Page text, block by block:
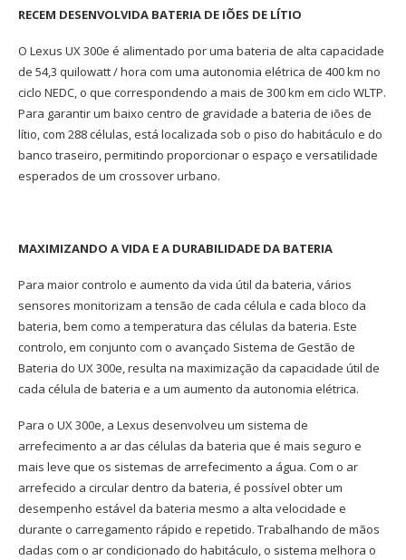
RECEM DESENVOLVIDA BATERIA DE IÕES DE LÍTIO
O Lexus UX 300e é alimentado por uma bateria de alta capacidade
de 54,3 quilowatt / hora com uma autonomia elétrica de 400 km no
ciclo NEDC, o que correspondendo a mais de 300 km em ciclo WLTP.
Para garantir um baixo centro de gravidade a bateria de iões de
lítio, com 288 células, está localizada sob o piso do habitáculo e do
banco traseiro, permitindo proporcionar o espaço e versatilidade
esperados de um crossover urbano.
MAXIMIZANDO A VIDA E A DURABILIDADE DA BATERIA
Para maior controlo e aumento da vida útil da bateria, vários
sensores monitorizam a tensão de cada célula e cada bloco da
bateria, bem como a temperatura das células da bateria. Este
controlo, em conjunto com o avançado Sistema de Gestão de
Bateria do UX 300e, resulta na maximização da capacidade útil de
cada célula de bateria e a um aumento da autonomia elétrica.
Para o UX 300e, a Lexus desenvolveu um sistema de
arrefecimento a ar das células da bateria que é mais seguro e
mais leve que os sistemas de arrefecimento a água. Com o ar
arrefecido a circular dentro da bateria, é possível obter um
desempenho estável da bateria mesmo a alta velocidade e
durante o carregamento rápido e repetido. Trabalhando de mãos
dadas com o ar condicionado do habitáculo, o sistema melhora o